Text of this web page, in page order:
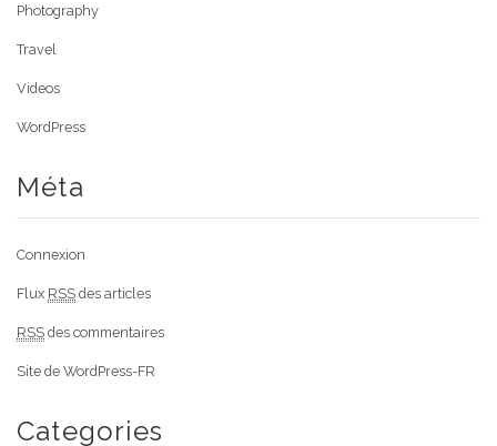
Photography
Travel
Videos
WordPress
Méta
Connexion
Flux RSS des articles
RSS des commentaires
Site de WordPress-FR
Categories